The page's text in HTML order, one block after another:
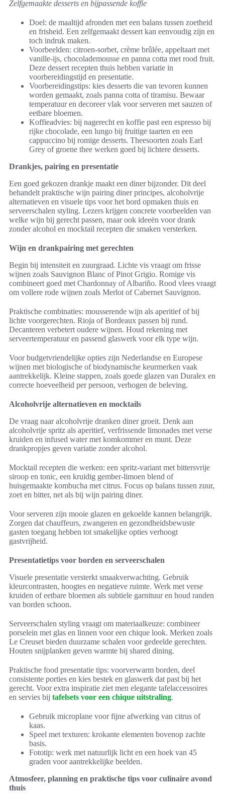
Zelfgemaakte desserts en bijpassende koffie
Doel: de maaltijd afronden met een balans tussen zoetheid
en frisheid. Een zelfgemaakt dessert kan eenvoudig zijn en
toch indruk maken.
Voorbeelden: citroen-sorbet, crème brûlée, appeltaart met
vanille-ijs, chocolademousse en panna cotta met rood fruit.
Deze dessert recepten thuis hebben variatie in
voorbereidingstijd en presentatie.
Voorbereidingstips: kies desserts die van tevoren kunnen
worden gemaakt, zoals panna cotta of tiramisu. Bewaar
temperatuur en decoreer vlak voor serveren met sauzen of
eetbare bloemen.
Koffieadvies: bij nagerecht en koffie past een espresso bij
rijke chocolade, een lungo bij fruitige taarten en een
cappuccino bij romige desserts. Theesoorten zoals Earl
Grey of groene thee werken goed bij lichtere desserts.
Drankjes, pairing en presentatie
Een goed gekozen drankje maakt een diner bijzonder. Dit deel
behandelt praktische wijn pairing diner principes, alcoholvrije
alternatieven en visuele tips voor het bord opmaken thuis en
serveerschalen styling. Lezers krijgen concrete voorbeelden van
welke wijn bij gerecht passen, maar ook ideeën voor drank
zonder alcohol en mocktail recepten die smaken versterken.
Wijn en drankpairing met gerechten
Begin bij intensiteit en zuurgraad. Lichte vis vraagt om frisse
wijnen zoals Sauvignon Blanc of Pinot Grigio. Romige vis
combineert goed met Chardonnay of Albariño. Rood vlees vraagt
om vollere rode wijnen zoals Merlot of Cabernet Sauvignon.
Praktische combinaties: mousserende wijn als aperitief of bij
lichte voorgerechten. Rioja of Bordeaux passen bij rund.
Decanteren verbetert oudere wijnen. Houd rekening met
serveertemperatuur en passend glaswerk voor elk type wijn.
Voor budgetvriendelijke opties zijn Nederlandse en Europese
wijnen met biologische of biodynamische keurmerken vaak
aantrekkelijk. Kleine stappen, zoals goede glazen van Duralex en
correcte hoeveelheid per persoon, verhogen de beleving.
Alcoholvrije alternatieven en mocktails
De vraag naar alcoholvrije dranken diner groeit. Denk aan
alcoholvrije spritz als aperitief, verfrissende limonades met verse
kruiden en infused water met komkommer en munt. Deze
drankpropjes geven variatie zonder alcohol.
Mocktail recepten die werken: een spritz-variant met bittersvrije
siroop en tonic, een kruidig gember-limoen blend of
huisgemaakte kombucha met citrus. Focus op balans tussen zuur,
zoet en bitter, net als bij wijn pairing diner.
Voor serveren zijn mooie glazen en gekoelde kannen belangrijk.
Zorgen dat chauffeurs, zwangeren en gezondheidsbewuste
gasten toegang hebben tot smakelijke opties verhoogt
gastvrijheid.
Presentatietips voor borden en serveerschalen
Visuele presentatie versterkt smaakverwachting. Gebruik
kleurcontrasten, hoogtes en negatieve ruimte. Werk met verse
kruiden of eetbare bloemen als subtiele garnituur en houd randen
van borden schoon.
Serveerschalen styling vraagt om materiaalkeuze: combineer
porselein met glas en linnen voor een chique look. Merken zoals
Le Creuset bieden duurzame schalen voor gedeelde gerechten.
Houten snijplanken geven warmte bij shared dining.
Praktische food presentatie tips: voorverwarm borden, deel
consistente porties en kies bestek en glaswerk dat past bij het
gerecht. Voor extra inspiratie ziet men elegante tafelaccessoires
en servies bij tafelsets voor een chique uitstraling.
Gebruik microplane voor fijne afwerking van citrus of
kaas.
Speel met texturen: krokante elementen bovenop zachte
basis.
Fototip: werk met natuurlijk licht en een hoek van 45
graden voor aantrekkelijke beelden.
Atmosfeer, planning en praktische tips voor culinaire avond
thuis